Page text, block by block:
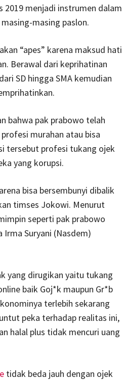
menjadi instrumen dalam
masing paslon.
“apes” karena maksud hati
Berawal dari keprihatinan
SD hingga SMA kemudian
bahwa pak prabowo telah
murahan atau bisa
tersebut profesi tukang ojek
yang korupsi.
bisa bersembunyi dibalik
timses Jokowi. Menurut
seperti pak prabowo
Suryani (Nasdem)
yang dirugikan yaitu tukang
baik Goj*k maupun Gr*b
terlebih sekarang
peka terhadap realitas ini,
halal plus tidak mencuri uang
tidak beda jauh dengan ojek